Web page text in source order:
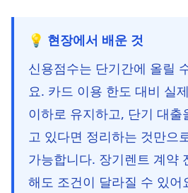
💡 현장에서 배운 것
신용점수는 단기간에 올릴
요. 카드 이용 한도 대비 실
이하로 유지하고, 단기 대출
고 있다면 정리하는 것만으
가능합니다. 장기렌트 계약
해도 조건이 달라질 수 있어